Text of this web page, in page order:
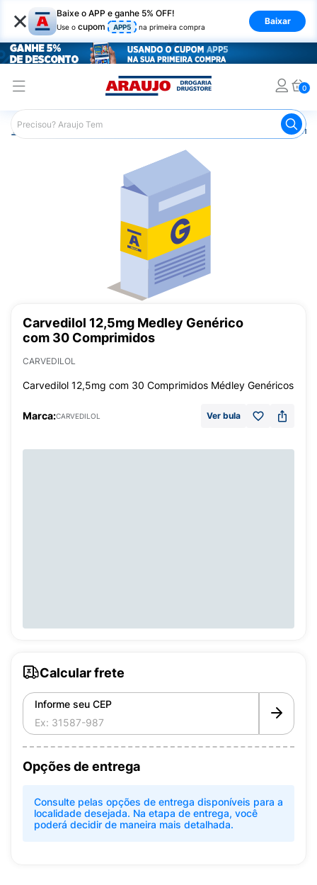
× Baixe o APP e ganhe 5% OFF!
Use o cupom APP5 na primeira compra
Baixar
0
Araujo Medicamentos
Carvedilol 12,5mg Medley Genérico
com 30 Comprimidos
CARVEDILOL
Carvedilol 12,5mg com 30 Comprimidos Médley Genéricos
Marca:CARVEDILOL Ver bula
Calcular frete
Informe seu CEP
Opções de entrega
Consulte pelas opções de entrega disponíveis para a
localidade desejada. Na etapa de entrega, você
poderá decidir de maneira mais detalhada.